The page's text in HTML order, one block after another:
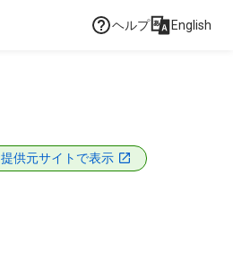
ヘルプ English
提供元サイトで表示